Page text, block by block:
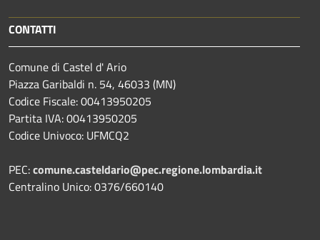
CONTATTI
Comune di Castel d' Ario
Piazza Garibaldi n. 54, 46033 (MN)
Codice Fiscale: 00413950205
Partita IVA: 00413950205
Codice Univoco: UFMCQ2
PEC:comune.casteldario@pec.regione.lombardia.it
Centralino Unico: 0376/660140